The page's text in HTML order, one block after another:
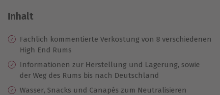
Inhalt
Fachlich kommentierte Verkostung von 8 verschiedenen
High End Rums
Informationen zur Herstellung und Lagerung, sowie
der Weg des Rums bis nach Deutschland
Wasser, Snacks und Canapés zum Neutralisieren